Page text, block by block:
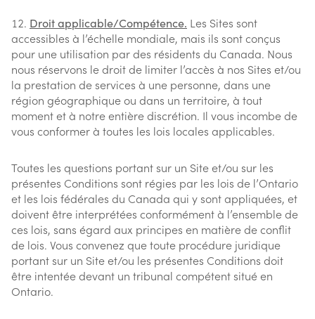
Droit applicable/Compétence. Les Sites sont
accessibles à l’échelle mondiale, mais ils sont conçus
pour une utilisation par des résidents du Canada. Nous
nous réservons le droit de limiter l’accès à nos Sites et/ou
la prestation de services à une personne, dans une
région géographique ou dans un territoire, à tout
moment et à notre entière discrétion. Il vous incombe de
vous conformer à toutes les lois locales applicables.
Toutes les questions portant sur un Site et/ou sur les
présentes Conditions sont régies par les lois de l’Ontario
et les lois fédérales du Canada qui y sont appliquées, et
doivent être interprétées conformément à l’ensemble de
ces lois, sans égard aux principes en matière de conflit
de lois. Vous convenez que toute procédure juridique
portant sur un Site et/ou les présentes Conditions doit
être intentée devant un tribunal compétent situé en
Ontario.